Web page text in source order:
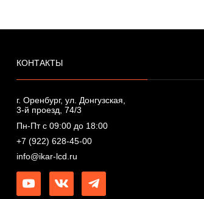
КОНТАКТЫ
info@ikar-lcd.ru
+7 (922) 628-45-00
Пн-Пт с 09:00 до 18:00
г. Оренбург, ул. Донгузская,
3-й проезд, 74/3